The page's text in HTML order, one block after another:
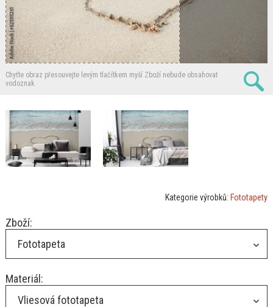
Chyťte obraz přesouvejte levým tlačítkem myší Zboží nebude obsahovat
vodoznak
Kategorie výrobků: Fototapety
Zboží:
Fototapeta
Materiál:
Vliesová fototapeta